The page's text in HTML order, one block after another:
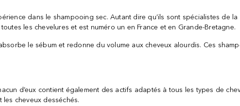
dans le shampooing sec. Autant dire qu’ils sont spécialistes de
les chevelures et est numéro un en France et en Grande-Bretagne.
le sébum et redonne du volume aux cheveux alourdis. Ces
d’eux contient également des actifs adaptés à tous les types de
cheveux desséchés.